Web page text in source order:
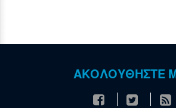
ΑΚΟΛΟΥΘΗΣΤΕ